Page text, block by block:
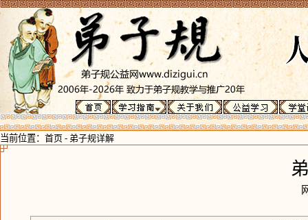
当前位置： 首页 - 弟子规详解